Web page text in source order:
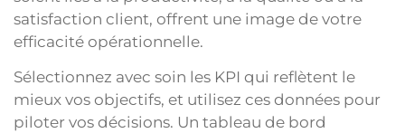
satisfaction client, offrent une image de votre
efficacité opérationnelle.
Sélectionnez avec soin les KPI qui reflètent le
mieux vos objectifs, et utilisez ces données pour
piloter vos décisions. Un tableau de bord